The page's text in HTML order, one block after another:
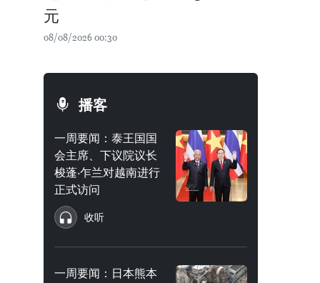
元
08/08/2026 00:30
播客
一周要闻：泰王国国
会主席、下议院议长
梭蓬·乍兰对越南进行
正式访问
收听
一周要闻：日本熊本